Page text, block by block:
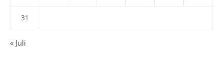
31
« Juli